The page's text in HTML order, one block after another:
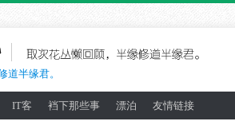
道半缘君。
IT客 裆下那些事 漂泊 友情链接